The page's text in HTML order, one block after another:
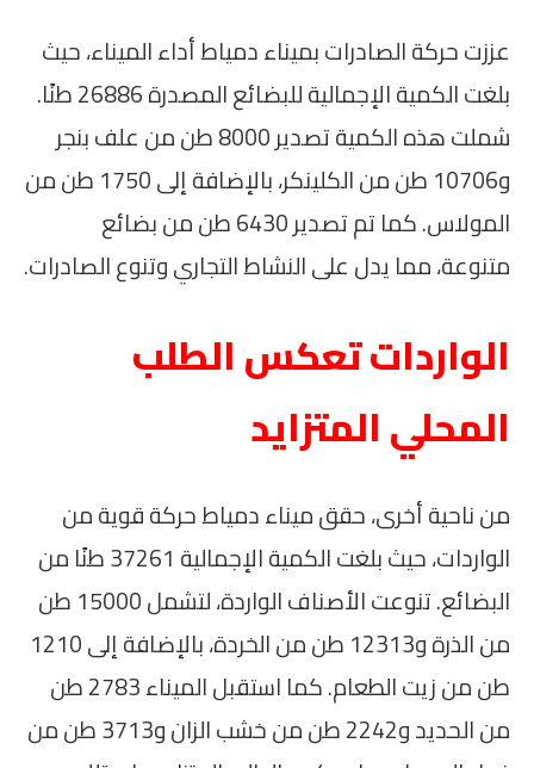
عززت حركة الصادرات بميناء دمياط أداء الميناء، حيث
بلغت الكمية الإجمالية للبضائع المصدرة 26886 طنًا.
شملت هذه الكمية تصدير 8000 طن من علف بنجر
و10706 طن من الكلينكر، بالإضافة إلى 1750 طن من
المولاس. كما تم تصدير 6430 طن من بضائع
متنوعة، مما يدل على النشاط التجاري وتنوع الصادرات.
الواردات تعكس الطلب
المحلي المتزايد
من ناحية أخرى، حقق ميناء دمياط حركة قوية من
الواردات، حيث بلغت الكمية الإجمالية 37261 طنًا من
البضائع. تنوعت الأصناف الواردة، لتشمل 15000 طن
من الذرة و12313 طن من الخردة، بالإضافة إلى 1210
طن من زيت الطعام. كما استقبل الميناء 2783 طن
من الحديد و2242 طن من خشب الزان و3713 طن من